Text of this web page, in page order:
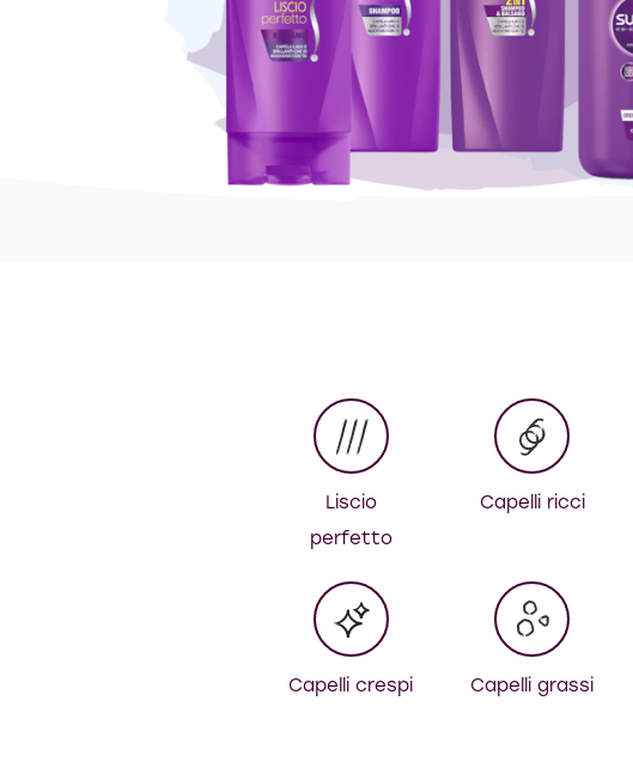
Liscio
perfetto
Capelli ricci
Capelli crespi Capelli grassi